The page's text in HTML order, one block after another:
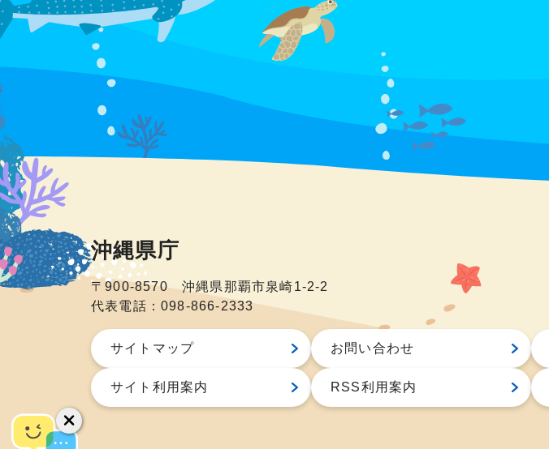
沖縄県庁
〒900-8570 沖縄県那覇市泉崎1-2-2
代表電話：098-866-2333
サイトマップ お問い合わせ
サイト利用案内 RSS利用案内